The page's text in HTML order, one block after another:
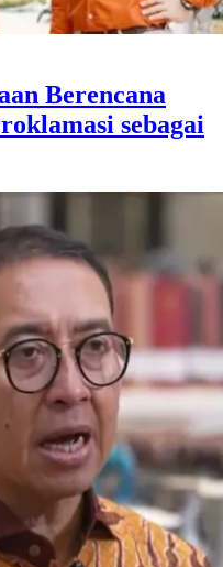
Berencana
sebagai